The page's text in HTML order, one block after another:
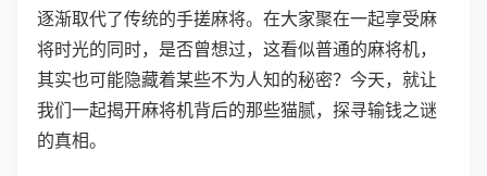
逐渐取代了传统的手搓麻将。在大家聚在一起享受麻
将时光的同时，是否曾想过，这看似普通的麻将机，
其实也可能隐藏着某些不为人知的秘密？今天，就让
我们一起揭开麻将机背后的那些猫腻，探寻输钱之谜
的真相。